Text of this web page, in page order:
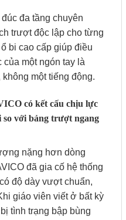
đa tầng chuyên
trượt độc lập cho từng
bi cao cấp giúp điều
một ngón tay là
một tiếng động.
có kết cấu chịu lực
với bảng trượt ngang
nặng hơn dòng
đã gia cố hệ thống
độ dày vượt chuẩn,
giáo viên viết ở bất kỳ
tình trạng bập bùng